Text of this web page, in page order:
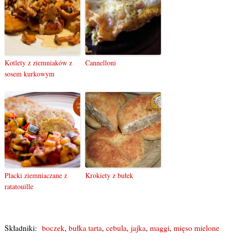
Kotlety z ziemniaków z
sosem kurkowym
Cannelloni
Placki ziemniaczane z
ratatouille
Krokiety z bułek
Składniki: boczek, bułka tarta, cebula, jajka, maggi, mięso mielone